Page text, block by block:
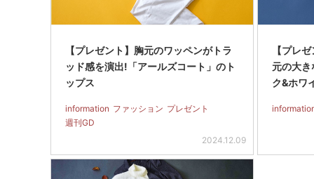
【プレゼント】胸元のワッペンがトラ
ッド感を演出!「アールズコート」のト
ップス
information ファッション プレゼント
週刊GD
2024.12.09
【プレ
元の大
ク&ホワ